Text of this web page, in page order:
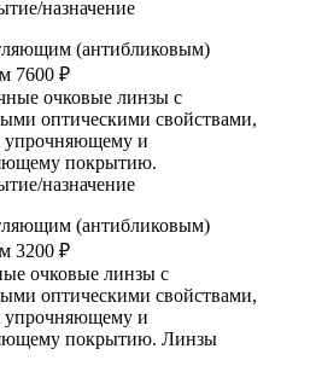
назначение
(антибликовым)
7600 ₽
очковые линзы с
оптическими свойствами,
упрочняющему и
покрытию.
назначение
(антибликовым)
3200 ₽
очковые линзы с
оптическими свойствами,
упрочняющему и
покрытию. Линзы